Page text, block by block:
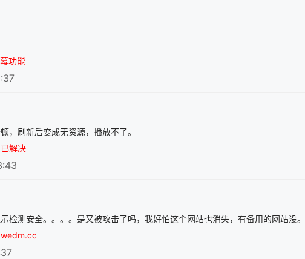
功能
，刷新后变成无资源，播放不了。
解决
检测安全。。。。是又被攻击了吗，我好怕这个网站也消失，有备用的网站没